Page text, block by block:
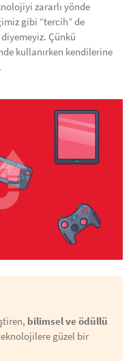
zararlı yönde
gibi “tercih” de
Çünkü
kullanırken kendilerine
bilimsel ve ödüllü
güzel bir